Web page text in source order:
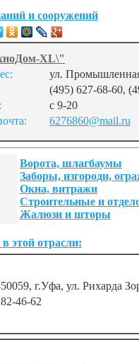
и сооружений
XL\"
ул.
(495) 627-68-60,
с 9-20
6276860@mail.ru
Ворота, шлагбаумы
Заборы, изгороди,
Окна, витражи
Строительные и
Жалюзи и шторы
этой отрасли:
г.Уфа, ул. Рихарда
46-62